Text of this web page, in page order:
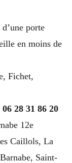
porte
en moins de
Fichet,
06 28 31 86 20
12e
Caillols, La
Saint-